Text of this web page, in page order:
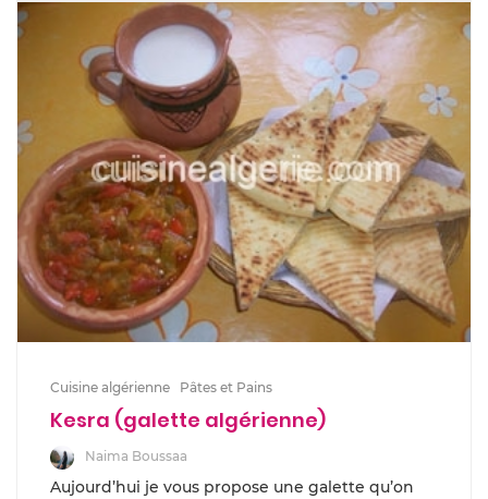
Cuisine algérienne Pâtes et Pains
Kesra (galette algérienne)
Naima Boussaa
Aujourd’hui je vous propose une galette qu’on